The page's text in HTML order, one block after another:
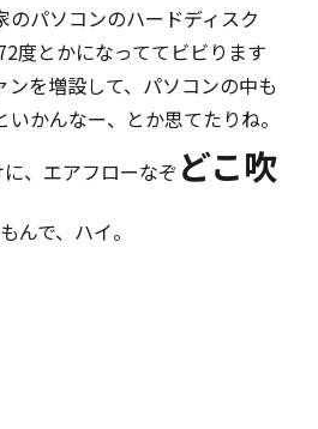
のパソコンのハードディスク
度とかになっててビビります
ンを増設して、パソコンの中も
かんなー、とか思てたりね。
、エアフローなぞ どこ吹
んで、ハイ。